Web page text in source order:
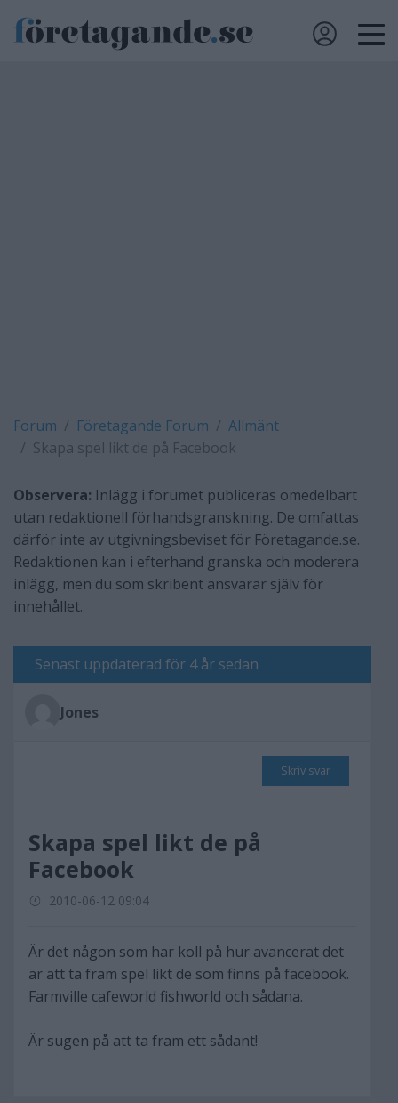
Forum Företagande Forum
Allmänt
Skapa spel likt de på Facebook
Observera: Inlägg i forumet publiceras omedelbart
utan redaktionell förhandsgranskning. De omfattas
därför inte av utgivningsbeviset för Företagande.se.
Redaktionen kan i efterhand granska och moderera
inlägg, men du som skribent ansvarar själv för
innehållet.
Senast uppdaterad för 4 år sedan
Jones
Skriv svar
Skapa spel likt de på
Facebook
2010-06-12 09:04
Är det någon som har koll på hur avancerat det
är att ta fram spel likt de som finns på facebook.
Farmville cafeworld fishworld och sådana.
Är sugen på att ta fram ett sådant!